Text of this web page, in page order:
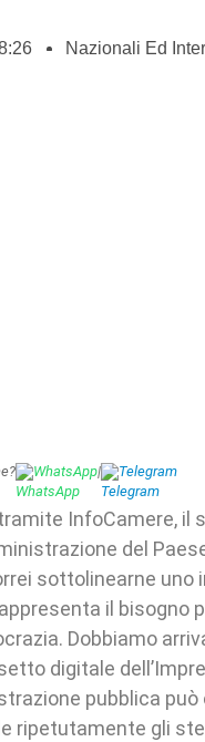
Nazionali Ed
WhatsApp| Telegram
InfoCamere, il
del
sottolinearne uno
il bisogno
Dobbiamo
digitale
pubblica può
ripetutamente gli